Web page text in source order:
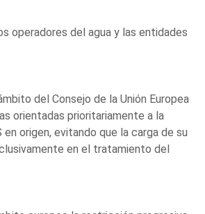
operadores del agua y las entidades
del Consejo de la Unión Europea
orientadas prioritariamente a la
en origen, evitando que la carga de su
en el tratamiento del